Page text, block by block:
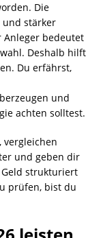
Die
und stärker
Anleger bedeutet
Deshalb hilft
Du erfährst,
und
achten solltest.
vergleichen
und geben dir
strukturiert
prüfen, bist du